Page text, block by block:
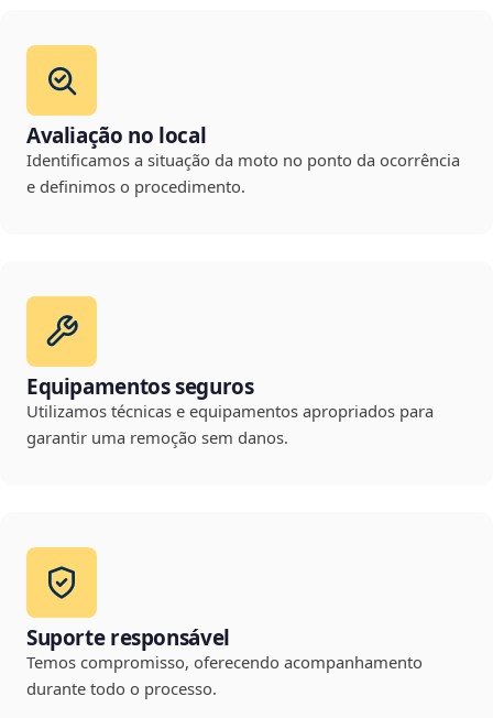
Avaliação no local
Identificamos a situação da moto no ponto da ocorrência
e definimos o procedimento.
Equipamentos seguros
Utilizamos técnicas e equipamentos apropriados para
garantir uma remoção sem danos.
Suporte responsável
Temos compromisso, oferecendo acompanhamento
durante todo o processo.